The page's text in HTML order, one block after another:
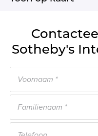
Sotheby's